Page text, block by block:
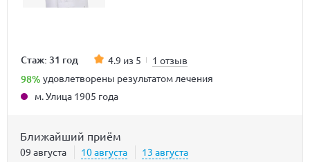
Стаж: 31 год 4.9 из 5 1 отзыв
98% удовлетворены результатом лечения
м. Улица 1905 года
Ближайший приём
09 августа 10 августа 13 августа